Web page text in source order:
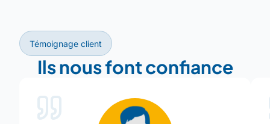
Témoignage client
Ils nous font confiance